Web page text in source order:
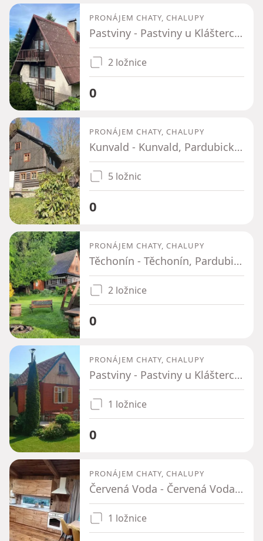
PRONÁJEM CHATY, CHALUPY
Pastviny - Pastviny u Klášterce nad Orlicí, Pardubický kraj
2 ložnice
0
PRONÁJEM CHATY, CHALUPY
Kunvald - Kunvald, Pardubický kraj
5 ložnic
0
PRONÁJEM CHATY, CHALUPY
Těchonín - Těchonín, Pardubický kraj
2 ložnice
0
PRONÁJEM CHATY, CHALUPY
Pastviny - Pastviny u Klášterce nad Orlicí, Pardubický kraj
1 ložnice
0
PRONÁJEM CHATY, CHALUPY
Červená Voda - Červená Voda, Pardubický kraj
1 ložnice